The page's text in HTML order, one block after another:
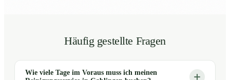
Häufig gestellte Fragen
Wie viele Tage im Voraus muss ich meinen